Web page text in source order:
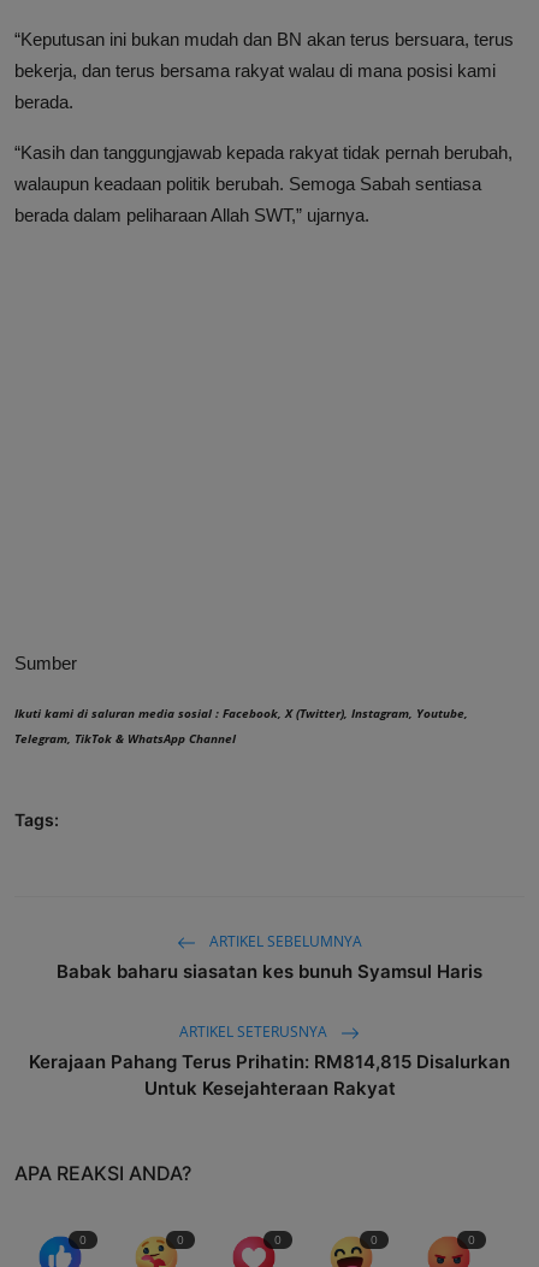
“Keputusan ini bukan mudah dan BN akan terus bersuara, terus
bekerja, dan terus bersama rakyat walau di mana posisi kami
berada.
“Kasih dan tanggungjawab kepada rakyat tidak pernah berubah,
walaupun keadaan politik berubah. Semoga Sabah sentiasa
berada dalam peliharaan Allah SWT,” ujarnya.
Sumber
Ikuti kami di saluran media sosial : Facebook X (Twitter) Instagram Youtube
Telegram TikTok & WhatsApp Channel
Tags:
ARTIKEL SEBELUMNYA
Babak baharu siasatan kes bunuh Syamsul Haris
ARTIKEL SETERUSNYA
Kerajaan Pahang Terus Prihatin: RM814,815 Disalurkan
Untuk Kesejahteraan Rakyat
APA REAKSI ANDA?
0 0 0 0 0